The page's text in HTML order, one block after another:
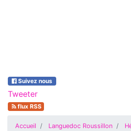
Suivez nous
Tweeter
flux RSS
Accueil Languedoc Roussillon